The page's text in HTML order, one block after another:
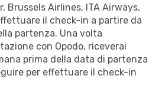
Brussels Airlines, ITA Airways,
il check-in a partire da
partenza. Una volta
con Opodo, riceverai
prima della data di partenza
per effettuare il check-in